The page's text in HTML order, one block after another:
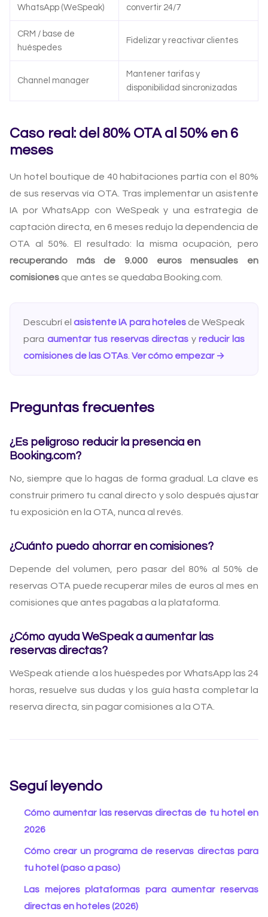
WhatsApp (WeSpeak) convertir 24/7
CRM / base de
huéspedes
Fidelizar y reactivar clientes
Channel manager
Mantener tarifas y
disponibilidad sincronizadas
Caso real: del 80% OTA al 50% en 6
meses
Un hotel boutique de 40 habitaciones partía con el 80%
de sus reservas vía OTA. Tras implementar un asistente
IA por WhatsApp con WeSpeak y una estrategia de
captación directa, en 6 meses redujo la dependencia de
OTA al 50%. El resultado: la misma ocupación, pero
recuperando más de 9.000 euros mensuales en
comisiones que antes se quedaba Booking.com.
Descubrí elasistente IA para hotelesde WeSpeak
para aumentar tus reservas directas yreducir las
comisiones de las OTAs Ver cómo empezar →
Preguntas frecuentes
¿Es peligroso reducir la presencia en
Booking.com?
No, siempre que lo hagas de forma gradual. La clave es
construir primero tu canal directo y solo después ajustar
tu exposición en la OTA, nunca al revés.
¿Cuánto puedo ahorrar en comisiones?
Depende del volumen, pero pasar del 80% al 50% de
reservas OTA puede recuperar miles de euros al mes en
comisiones que antes pagabas a la plataforma.
¿Cómo ayuda WeSpeak a aumentar las
reservas directas?
WeSpeak atiende a los huéspedes por WhatsApp las 24
horas, resuelve sus dudas y los guía hasta completar la
reserva directa, sin pagar comisiones a la OTA.
Seguí leyendo
Cómo aumentar las reservas directas de tu hotel en
2026
Cómo crear un programa de reservas directas para
tu hotel (paso a paso)
Las mejores plataformas para aumentar reservas
directas en hoteles (2026)